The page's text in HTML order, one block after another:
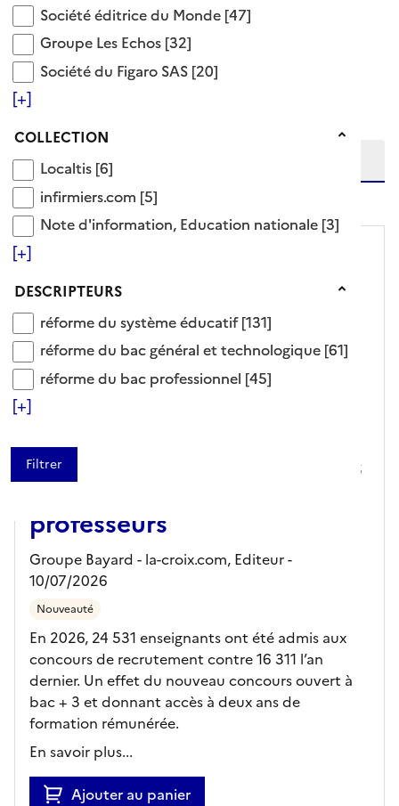
Société éditrice du Monde
Société éditrice du Monde [47]
Groupe Les Echos
Groupe Les Echos [32]
Société du Figaro SAS
Société du Figaro SAS [20]
[+]
Collection
COLLECTION
Localtis
Localtis [6]
infirmiers.com
infirmiers.com [5]
Note d'information, Education nationale
Note d'information, Education nationale [3]
[+]
Descripteurs
DESCRIPTEURS
réforme du système éducatif
réforme du système éducatif[131]
réforme du bac général et technologique
réforme du bac général et technologique [61]
réforme du bac professionnel
réforme du bac professionnel [45]
[+]
228 Documents disponibles dans cette catégorie
Tris disponibles (Ouverture d'une modale)
Ajouter le résultat au panier
Affiner la recherche
Etendre la recherche sur
niveau(x) vers le bas
ARTICLE
Enseignement : le pari
réussi du nouveau concours
professeurs
Groupe Bayard - la-croix.com, Editeur-
10/07/2026
Nouveauté
En 2026, 24 531 enseignants ont été admis aux
concours de recrutement contre 16 311 l’an
dernier. Un effet du nouveau concours ouvert à
bac + 3 et donnant accès à deux ans de
formation rémunérée.
En savoir plus...
Ajouter au panier